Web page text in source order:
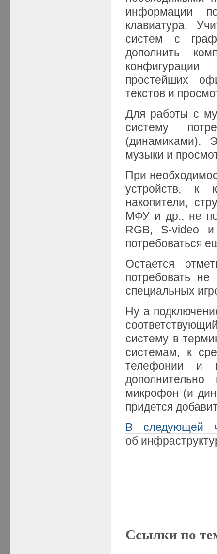
информации
клавиатура.
систем с
дополнить
простейших
текстов и
Для работы с
систему
(динамиками).
музыки и
При
устройств, к
накопители,
МФУ и др., не
RGB, S-video
потребоваться
Остается
потребовать
специальных
Ну а
систему в
системам, к
телефонии и
дополнительно
микрофон (и
придется
В следующей
об
Ссылки по